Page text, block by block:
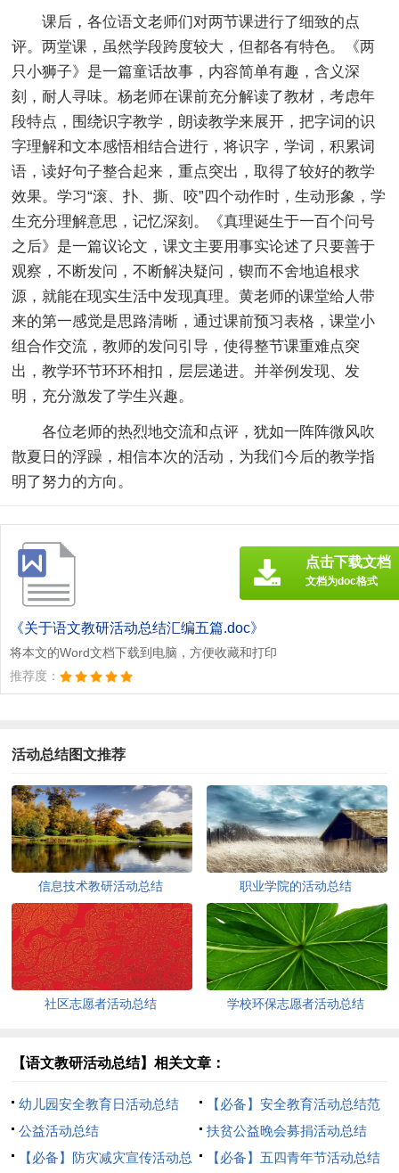
课后，各位语文老师们对两节课进行了细致的点
评。两堂课，虽然学段跨度较大，但都各有特色。《两
只小狮子》是一篇童话故事，内容简单有趣，含义深
刻，耐人寻味。杨老师在课前充分解读了教材，考虑年
段特点，围绕识字教学，朗读教学来展开，把字词的识
字理解和文本感悟相结合进行，将识字，学词，积累词
语，读好句子整合起来，重点突出，取得了较好的教学
效果。学习“滚、扑、撕、咬”四个动作时，生动形象，学
生充分理解意思，记忆深刻。《真理诞生于一百个问号
之后》是一篇议论文，课文主要用事实论述了只要善于
观察，不断发问，不断解决疑问，锲而不舍地追根求
源，就能在现实生活中发现真理。黄老师的课堂给人带
来的第一感觉是思路清晰，通过课前预习表格，课堂小
组合作交流，教师的发问引导，使得整节课重难点突
出，教学环节环环相扣，层层递进。并举例发现、发
明，充分激发了学生兴趣。
各位老师的热烈地交流和点评，犹如一阵阵微风吹
散夏日的浮躁，相信本次的活动，为我们今后的教学指
明了努力的方向。
《关于语文教研活动总结汇编五篇.doc》
将本文的Word文档下载到电脑，方便收藏和打印
推荐度：
点击下载文档
文档为doc格式
活动总结图文推荐
信息技术教研活动总结 职业学院的活动总结
社区志愿者活动总结 学校环保志愿者活动总结
【语文教研活动总结】相关文章：
幼儿园安全教育日活动总结
【必备】安全教育活动总结范
文合集5篇
公益活动总结
扶贫公益晚会募捐活动总结
【必备】防灾减灾宣传活动总
【必备】五四青年节活动总结